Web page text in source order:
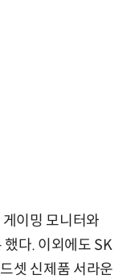
이밍 모니터와
했다. 이외에도 SK
셋 신제품 서라운